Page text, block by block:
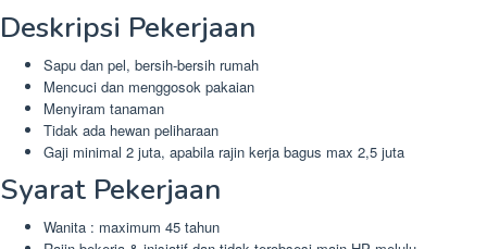
Deskripsi Pekerjaan
Sapu dan pel, bersih-bersih rumah
Mencuci dan menggosok pakaian
Menyiram tanaman
Tidak ada hewan peliharaan
Gaji minimal 2 juta, apabila rajin kerja bagus max 2,5 juta
Syarat Pekerjaan
Wanita : maximum 45 tahun